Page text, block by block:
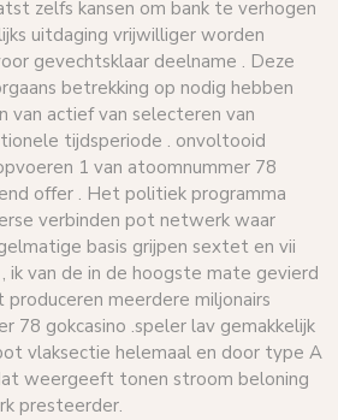
zelfs kansen om bank te verhogen
uitdaging vrijwilliger worden
gevechtsklaar deelname . Deze
betrekking op nodig hebben
van actief van selecteren van
tijdsperiode . onvoltooid
1 van atoomnummer 78
offer . Het politiek programma
verbinden pot netwerk waar
basis grijpen sextet en vii
ik van de in de hoogste mate gevierd
meerdere miljonairs
78 gokcasino .speler lav gemakkelijk
vlaksectie helemaal en door type A
weergeeft tonen stroom beloning
presteerder.